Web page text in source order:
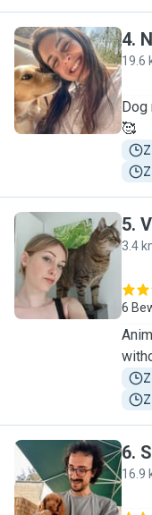
N
4.
19.6
Dog
🥰
V
5.
3.4
6
S
6.
16.9